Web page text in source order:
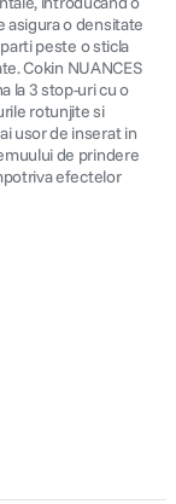
asigura o densitate
peste o sticla
Cokin NUANCES
la 3 stop-uri cu o
rotunjite si
usor de inserat in
de prindere
efectelor